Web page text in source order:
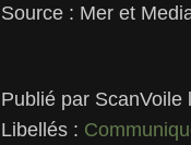
Source : Mer et
Publié par ScanVoile
Libellés :